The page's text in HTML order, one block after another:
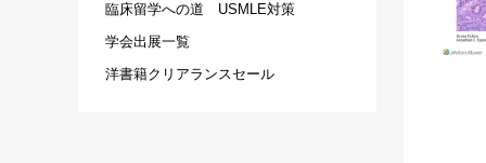
臨床留学への道 USMLE対策
学会出展一覧
洋書籍クリアランスセール